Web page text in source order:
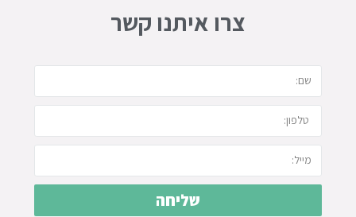
צרו איתנו קשר
שליחה